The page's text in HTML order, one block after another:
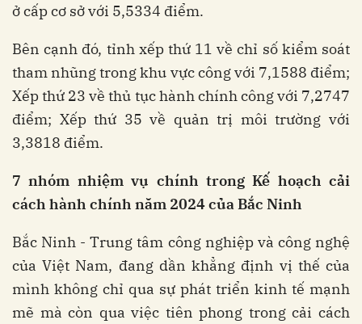
ở cấp cơ sở với 5,5334 điểm.
Bên cạnh đó, tỉnh xếp thứ 11 về chỉ số kiểm soát
tham nhũng trong khu vực công với 7,1588 điểm;
Xếp thứ 23 về thủ tục hành chính công với 7,2747
điểm; Xếp thứ 35 về quản trị môi trường với
3,3818 điểm.
7 nhóm nhiệm vụ chính trong Kế hoạch cải
cách hành chính năm 2024 của Bắc Ninh
Bắc Ninh - Trung tâm công nghiệp và công nghệ
của Việt Nam, đang dần khẳng định vị thế của
mình không chỉ qua sự phát triển kinh tế mạnh
mẽ mà còn qua việc tiên phong trong cải cách